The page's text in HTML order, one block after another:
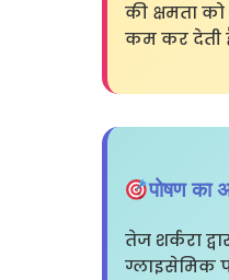
की क्षमता
कम कर देती
पोषण का
तेज शर्करा
ग्लाइसेमिक